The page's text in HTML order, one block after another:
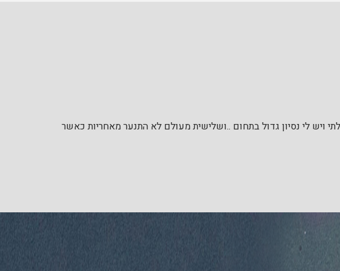
ויש לי נסיון גדול בתחום ..ושלישית מעולם לא התנער מאחריות כאשר